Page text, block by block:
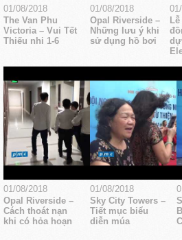
01/08/2018
The Van Phu
Victoria – Vui Tết
Thiếu nhi 1-6
01/08/2018
Opal Riverside –
Những lưu ý khi
sử dụng hồ bơi
dự
01/08/2018
Opal Riverside –
Cách thoát nạn
khi có hỏa hoạn
01/08/2018
Sky City Towers –
Tiết mục biểu
diễn múa